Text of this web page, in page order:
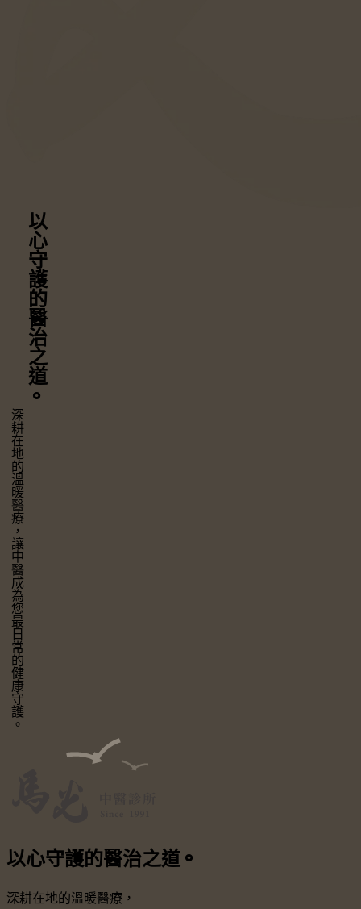
以心守護
的醫治之道
⚬
深耕在地的溫暖醫療，
讓中醫成為您最日常的健康守護。
以心守護的醫治之道 ⚬
深耕在地的溫暖醫療，